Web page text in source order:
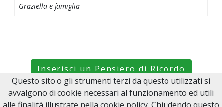
Graziella e famiglia
Inserisci un Pensiero di Ricordo
Ricordami le Ricorrenze
Questo sito o gli strumenti terzi da questo utilizzati si
avvalgono di cookie necessari al funzionamento ed utili
alle finalità illustrate nella cookie policy. Chiudendo questo